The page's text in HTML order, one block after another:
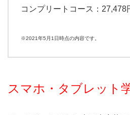
コンプリートコース：27,478
※2021年5月1日時点の内容です。
スマホ・タブレット